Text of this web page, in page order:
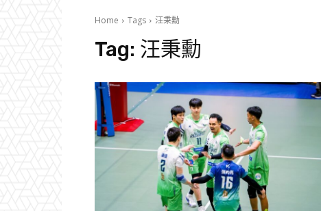
Home Tags 汪秉勳
Tag: 汪秉勳